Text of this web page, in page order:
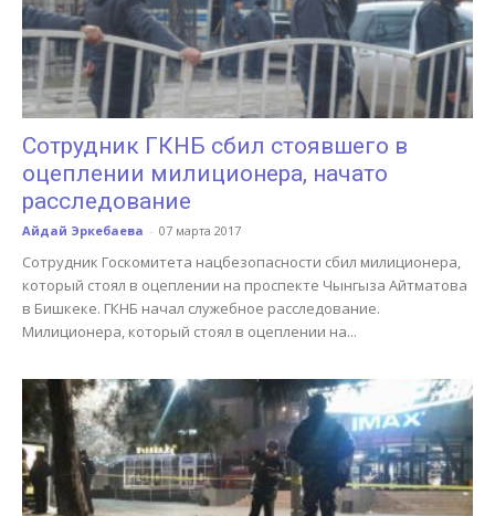
Сотрудник ГКНБ сбил стоявшего в
оцеплении милиционера, начато
расследование
Айдай Эркебаева - 07 марта 2017
Сотрудник Госкомитета нацбезопасности сбил милиционера,
который стоял в оцеплении на проспекте Чынгыза Айтматова
в Бишкеке. ГКНБ начал служебное расследование.
Милиционера, который стоял в оцеплении на...